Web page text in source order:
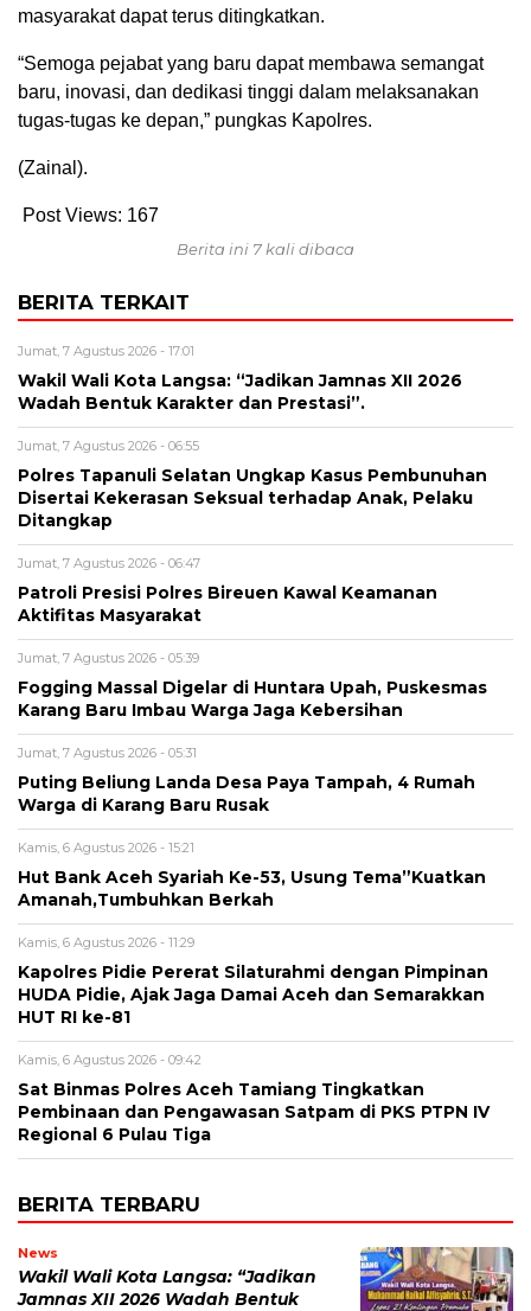
masyarakat dapat terus ditingkatkan.
“Semoga pejabat yang baru dapat membawa semangat
baru, inovasi, dan dedikasi tinggi dalam melaksanakan
tugas-tugas ke depan,” pungkas Kapolres.
(Zainal).
Post Views: 167
Berita ini 7 kali dibaca
BERITA TERKAIT
Jumat, 7 Agustus 2026 - 17:01
Wakil Wali Kota Langsa: “Jadikan Jamnas XII 2026
Wadah Bentuk Karakter dan Prestasi”.
Jumat, 7 Agustus 2026 - 06:55
Polres Tapanuli Selatan Ungkap Kasus Pembunuhan
Disertai Kekerasan Seksual terhadap Anak, Pelaku
Ditangkap
Jumat, 7 Agustus 2026 - 06:47
Patroli Presisi Polres Bireuen Kawal Keamanan
Aktifitas Masyarakat
Jumat, 7 Agustus 2026 - 05:39
Fogging Massal Digelar di Huntara Upah, Puskesmas
Karang Baru Imbau Warga Jaga Kebersihan
Jumat, 7 Agustus 2026 - 05:31
Puting Beliung Landa Desa Paya Tampah, 4 Rumah
Warga di Karang Baru Rusak
Kamis, 6 Agustus 2026 - 15:21
Hut Bank Aceh Syariah Ke-53, Usung Tema”Kuatkan
Amanah,Tumbuhkan Berkah
Kamis, 6 Agustus 2026 - 11:29
Kapolres Pidie Pererat Silaturahmi dengan Pimpinan
HUDA Pidie, Ajak Jaga Damai Aceh dan Semarakkan
HUT RI ke-81
Kamis, 6 Agustus 2026 - 09:42
Sat Binmas Polres Aceh Tamiang Tingkatkan
Pembinaan dan Pengawasan Satpam di PKS PTPN IV
Regional 6 Pulau Tiga
BERITA TERBARU
News
Wakil Wali Kota Langsa: “Jadikan
Jamnas XII 2026 Wadah Bentuk